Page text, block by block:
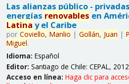
Las alianzas público -
energías renovables en
Latina y el Caribe
por Coviello, Manlio | Gollán, Juan |
Miguel.
Idioma: Español
Editor: Santiago de Chile: CEPAL, 2012
Acceso en línea: Haga clic para